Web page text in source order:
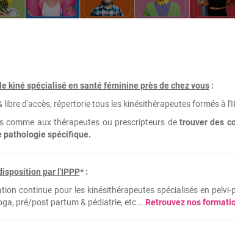
kiné spécialisé en santé féminine près de chez vous:
libre d'accès, répertorie tous les kinésithérapeutes formés à
comme aux thérapeutes ou prescripteurs de trouver des
pathologie spécifique.
par l'IPPP* :
continue pour les kinésithérapeutes spécialisés en
pré/post partum & pédiatrie, etc... Retrouvez nos